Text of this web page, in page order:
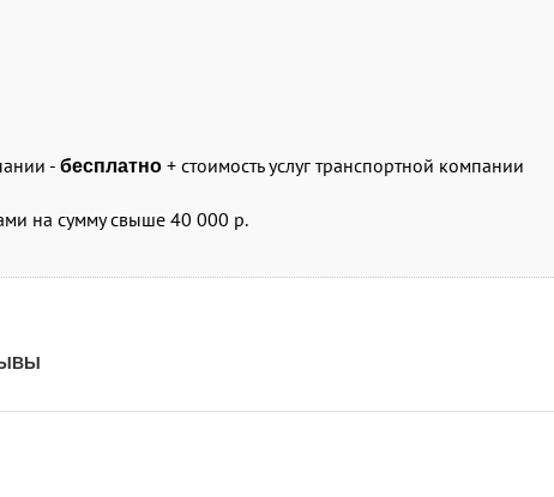
- бесплатно + стоимость услуг транспортной компании
на сумму свыше 40 000 р.